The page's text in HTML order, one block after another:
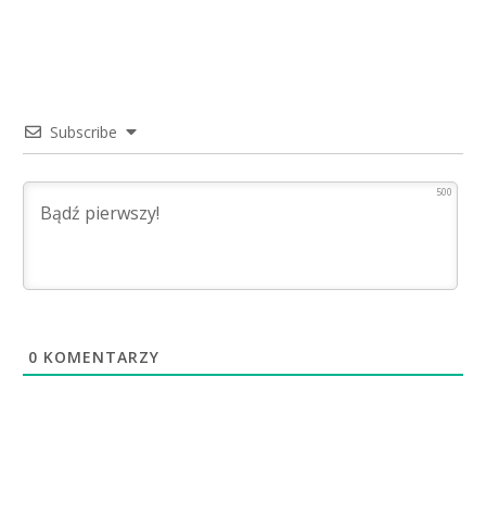
Subscribe
500
0 KOMENTARZY